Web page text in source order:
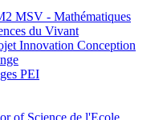
MSV - Mathématiques
du Vivant
Innovation Conception
PEI
of Science de l'Ecole